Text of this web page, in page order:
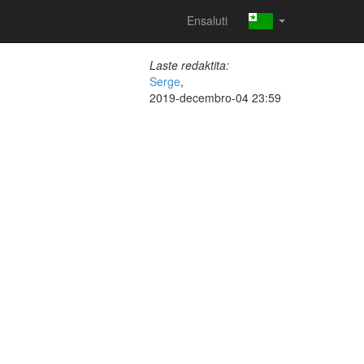
Ensaluti
Laste redaktita:
Serge,
2019-decembro-04 23:59